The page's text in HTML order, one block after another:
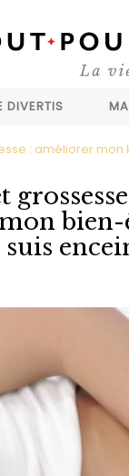
DIVERTIS
: améliorer
bien-